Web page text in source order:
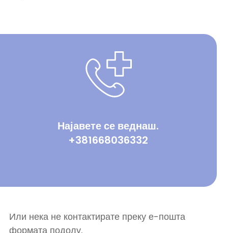
Најавете се веднаш.
+381668036332
Или нека не контактирате преку е-пошта
формата подолу.